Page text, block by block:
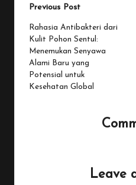
Post
navigation
Previous Post
Rahasia Antibakteri dari
Kulit Pohon Sentul:
Menemukan Senyawa
Alami Baru yang
Potensial untuk
Kesehatan Global
Leave